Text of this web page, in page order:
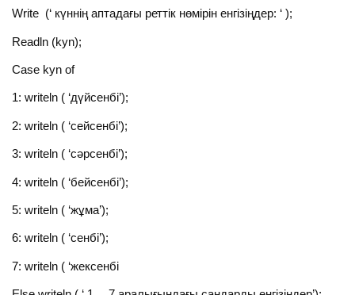
Write (‘ күннің аптадағы реттік нөмірін енгізіңдер: ‘ );
Readln (kyn);
Case kyn of
1: writeln ( ‘дүйсенбі’);
2: writeln ( ‘сейсенбі’);
3: writeln ( ‘сәрсенбі’);
4: writeln ( ‘бейсенбі’);
5: writeln ( ‘жұма’);
6: writeln ( ‘сенбі’);
7: writeln ( ‘жексенбі